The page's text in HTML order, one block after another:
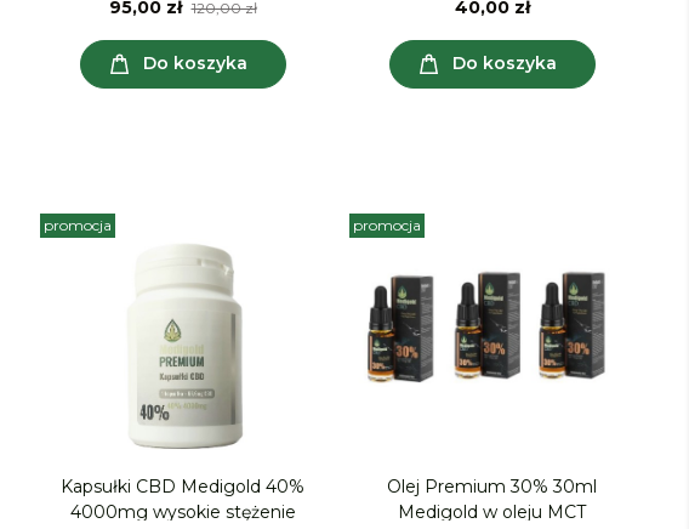
95,00 zł 120,00 zł
Do koszyka
40,00 zł
Do koszyka
Kapsułki CBD Medigold 40%
4000mg wysokie stężenie
promocja
Olej Premium 30% 30ml
Medigold w oleju MCT
promocja